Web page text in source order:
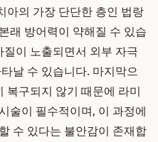
아의 가장 단단한 층인 법랑
래 방어력이 약해질 수 있습
이 노출되면서 외부 자극
날 수 있습니다. 마지막으
복구되지 않기 때문에 라미
술이 필수적이며, 이 과정에
수 있다는 불안감이 존재합